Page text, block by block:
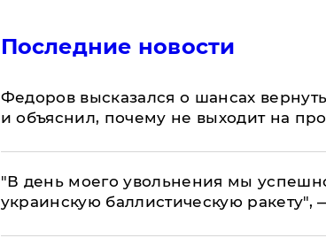
Последние новости
Федоров высказался о шансах
и объяснил, почему не выходит на
​"В день моего увольнения мы
украинскую баллистическую